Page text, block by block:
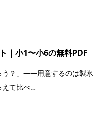
｜小1〜小6の無料PDF
う？」——用意するのは製氷
えて比べ…